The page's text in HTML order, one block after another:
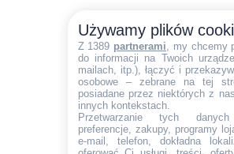
Używamy plików
Z 1389 partnerami , my chcemy
do informacji na Twoich
mailach, itp.), łączyć i
osobowe – zebrane na tej
posiadane przez niektórych z
innych kontekstach.
Przetwarzanie tych danych
preferencje, zakupy, programy
e-mail, telefon, dokładna